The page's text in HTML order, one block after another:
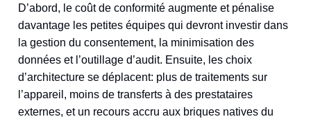
D’abord, le coût de conformité augmente et pénalise
davantage les petites équipes qui devront investir dans
la gestion du consentement, la minimisation des
données et l’outillage d’audit. Ensuite, les choix
d’architecture se déplacent: plus de traitements sur
l’appareil, moins de transferts à des prestataires
externes, et un recours accru aux briques natives du